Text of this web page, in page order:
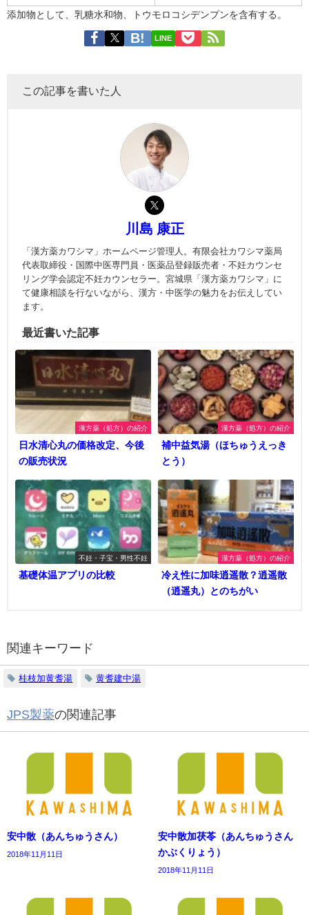
添加物として、乳糖水和物、トウモロコシデンプンを含有する。
LINE
この記事を書いた人
川島 康正
「漢方薬カワシマ」ホームページ管理人。有限会社カワシマ薬局
代表取締役・国際中医専門員・医薬品登録販売者・不妊カウンセ
リング学会認定不妊カウンセラー。宮城県「漢方薬カワシマ」に
て健康相談を行ないながら、漢方・中医学の魅力をお伝えしてい
ます。
最近書いた記事
漢方薬（処方）の紹介
日水清心丸の価格改定、今後
の販売状況
漢方薬（処方）の紹介
補中益気湯（ほちゅうえっき
とう）
不妊・子宝・男性不妊
基礎体温アプリの比較
漢方薬（処方）の紹介
冷え性に加味逍遥散？逍遥散
（逍遥丸）とのちがい
関連キーワード
桂枝加黄耆湯 黄耆建中湯
JPS製薬の関連記事
安中散（あんちゅうさん）
2018年11月11日
安中散加茯苓（あんちゅうさん
かぶくりょう）
2018年11月11日